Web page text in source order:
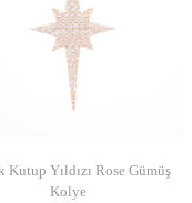
Kutup Yıldızı Rose Gümüş
Kolye